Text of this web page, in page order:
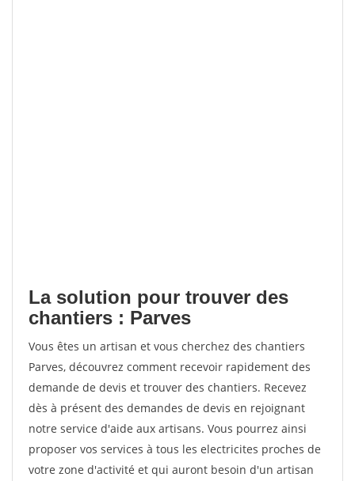
La solution pour trouver des
chantiers : Parves
Vous êtes un artisan et vous cherchez des chantiers
Parves, découvrez comment recevoir rapidement des
demande de devis et trouver des chantiers. Recevez
dès à présent des demandes de devis en rejoignant
notre service d'aide aux artisans. Vous pourrez ainsi
proposer vos services à tous les electricites proches de
votre zone d'activité et qui auront besoin d'un artisan